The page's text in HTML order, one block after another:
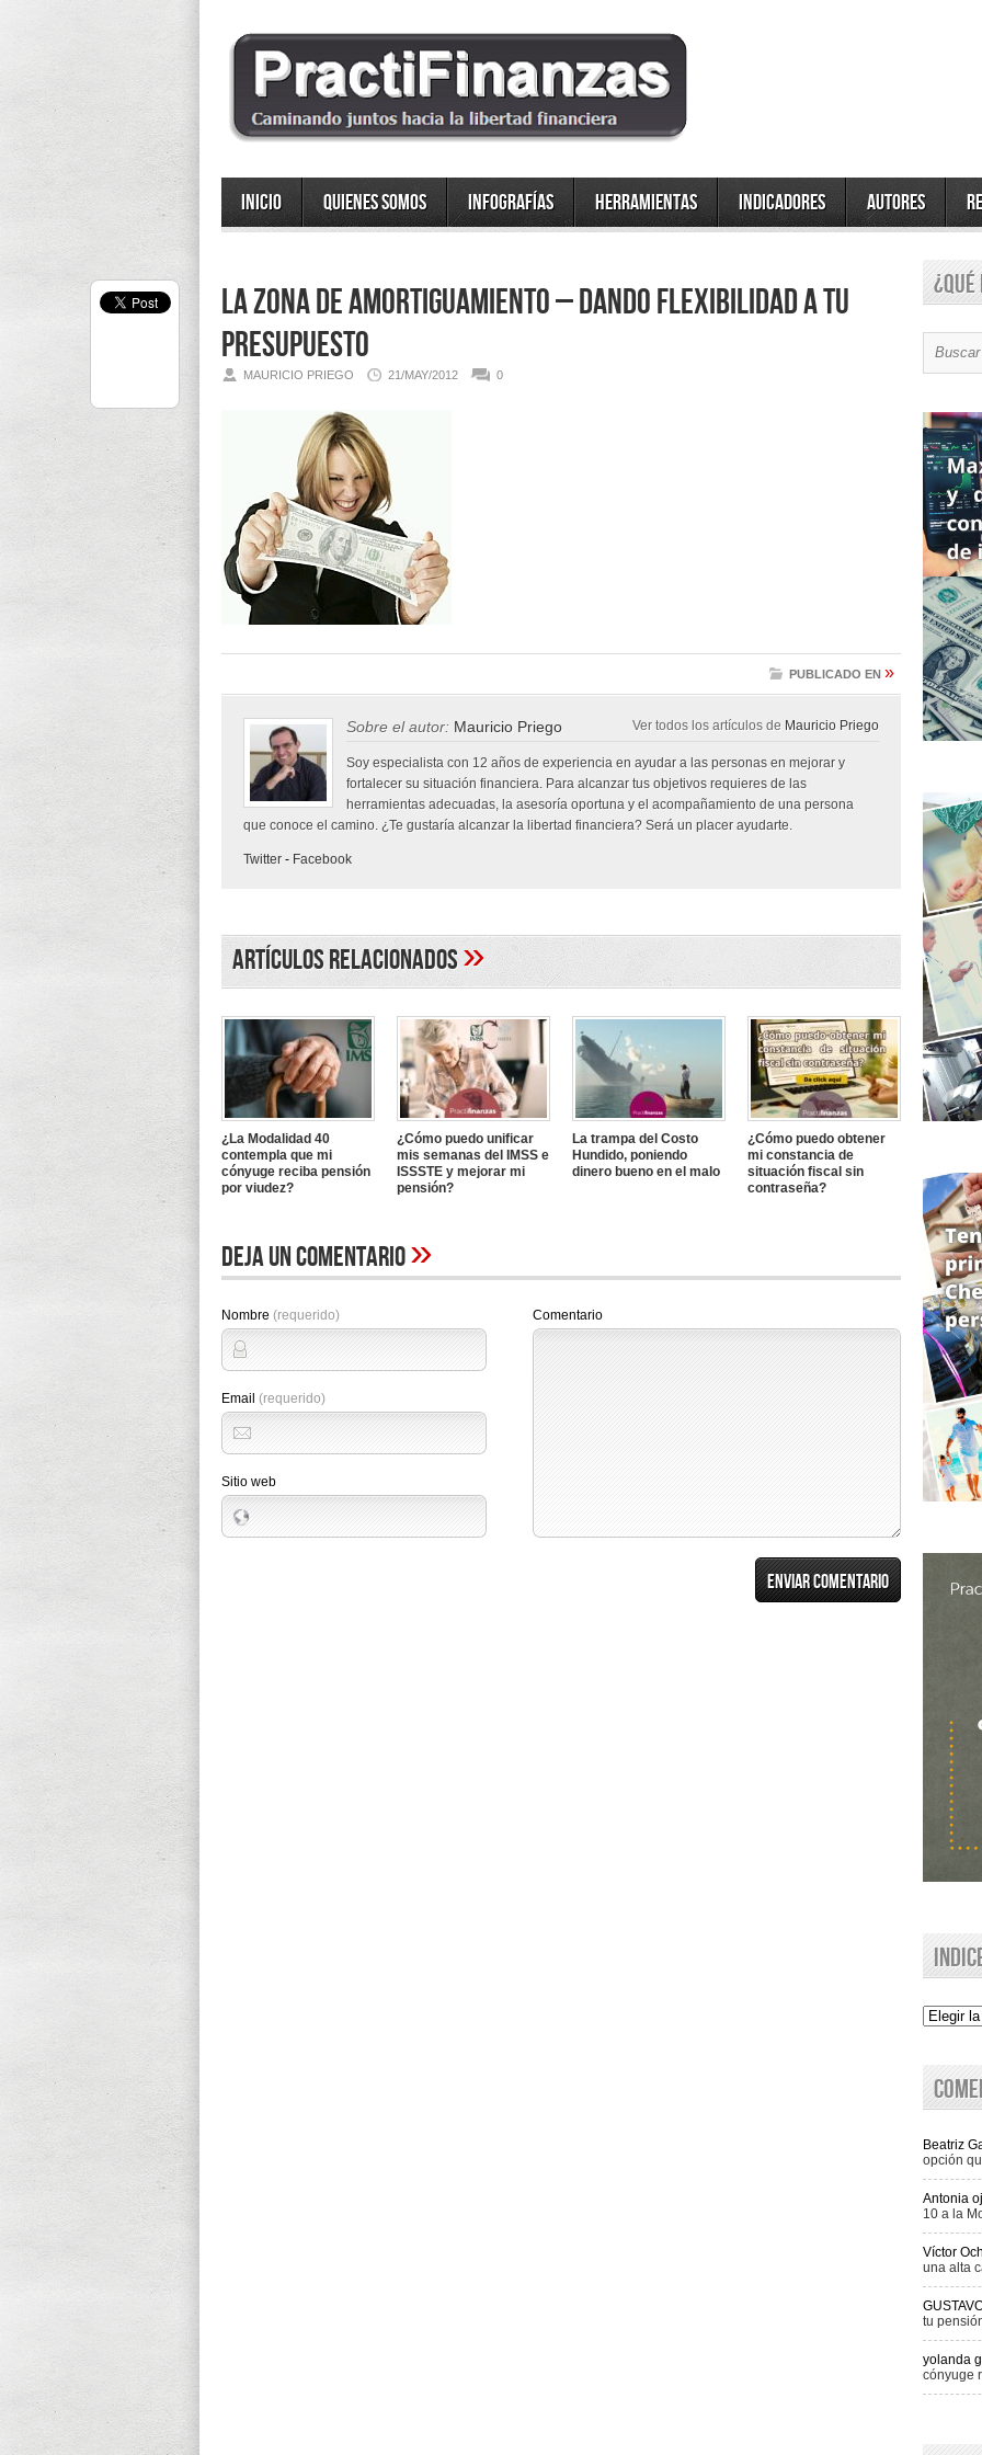
Inicio Quienes somos Infografías Herramientas Indicadores Autores
La Zona de Amortiguamiento – Dando flexibilidad a tu
presupuesto
MAURICIO PRIEGO 21/MAY/2012 0
PUBLICADO EN »
Sobre el autor: Mauricio Priego Ver todos los artículos de Mauricio Priego
Soy especialista con 12 años de experiencia en ayudar a las personas en mejorar y
fortalecer su situación financiera. Para alcanzar tus objetivos requieres de las
herramientas adecuadas, la asesoría oportuna y el acompañamiento de una persona
que conoce el camino. ¿Te gustaría alcanzar la libertad financiera? Será un placer ayudarte.
Twitter - Facebook
Artículos Relacionados»
¿La Modalidad 40
contempla que mi
cónyuge reciba pensión
por viudez?
¿Cómo puedo unificar
mis semanas del IMSS e
ISSSTE y mejorar mi
pensión?
La trampa del Costo
Hundido, poniendo
dinero bueno en el malo
¿Cómo puedo obtener
mi constancia de
situación fiscal sin
contraseña?
Deja un comentario»
Nombre (requerido)
Email (requerido)
Sitio web
Comentario
Indice
Beatriz
opción
Antonia
10 a la
Víctor
una alta
tu
yolanda
cónyuge